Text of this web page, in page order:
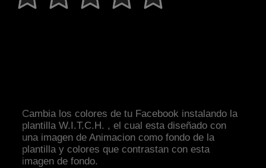
Cambia los colores de tu Facebook instalando la
plantilla W.I.T.C.H. , el cual esta diseñado con
una imagen de Animacion como fondo de la
plantilla y colores que contrastan con esta
imagen de fondo.